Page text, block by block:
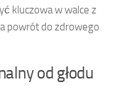
kluczowa w walce z
powrót do zdrowego
od głodu